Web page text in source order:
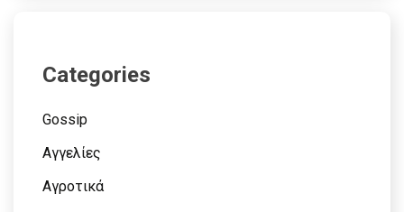
Categories
Gossip
Αγγελίες
Αγροτικά